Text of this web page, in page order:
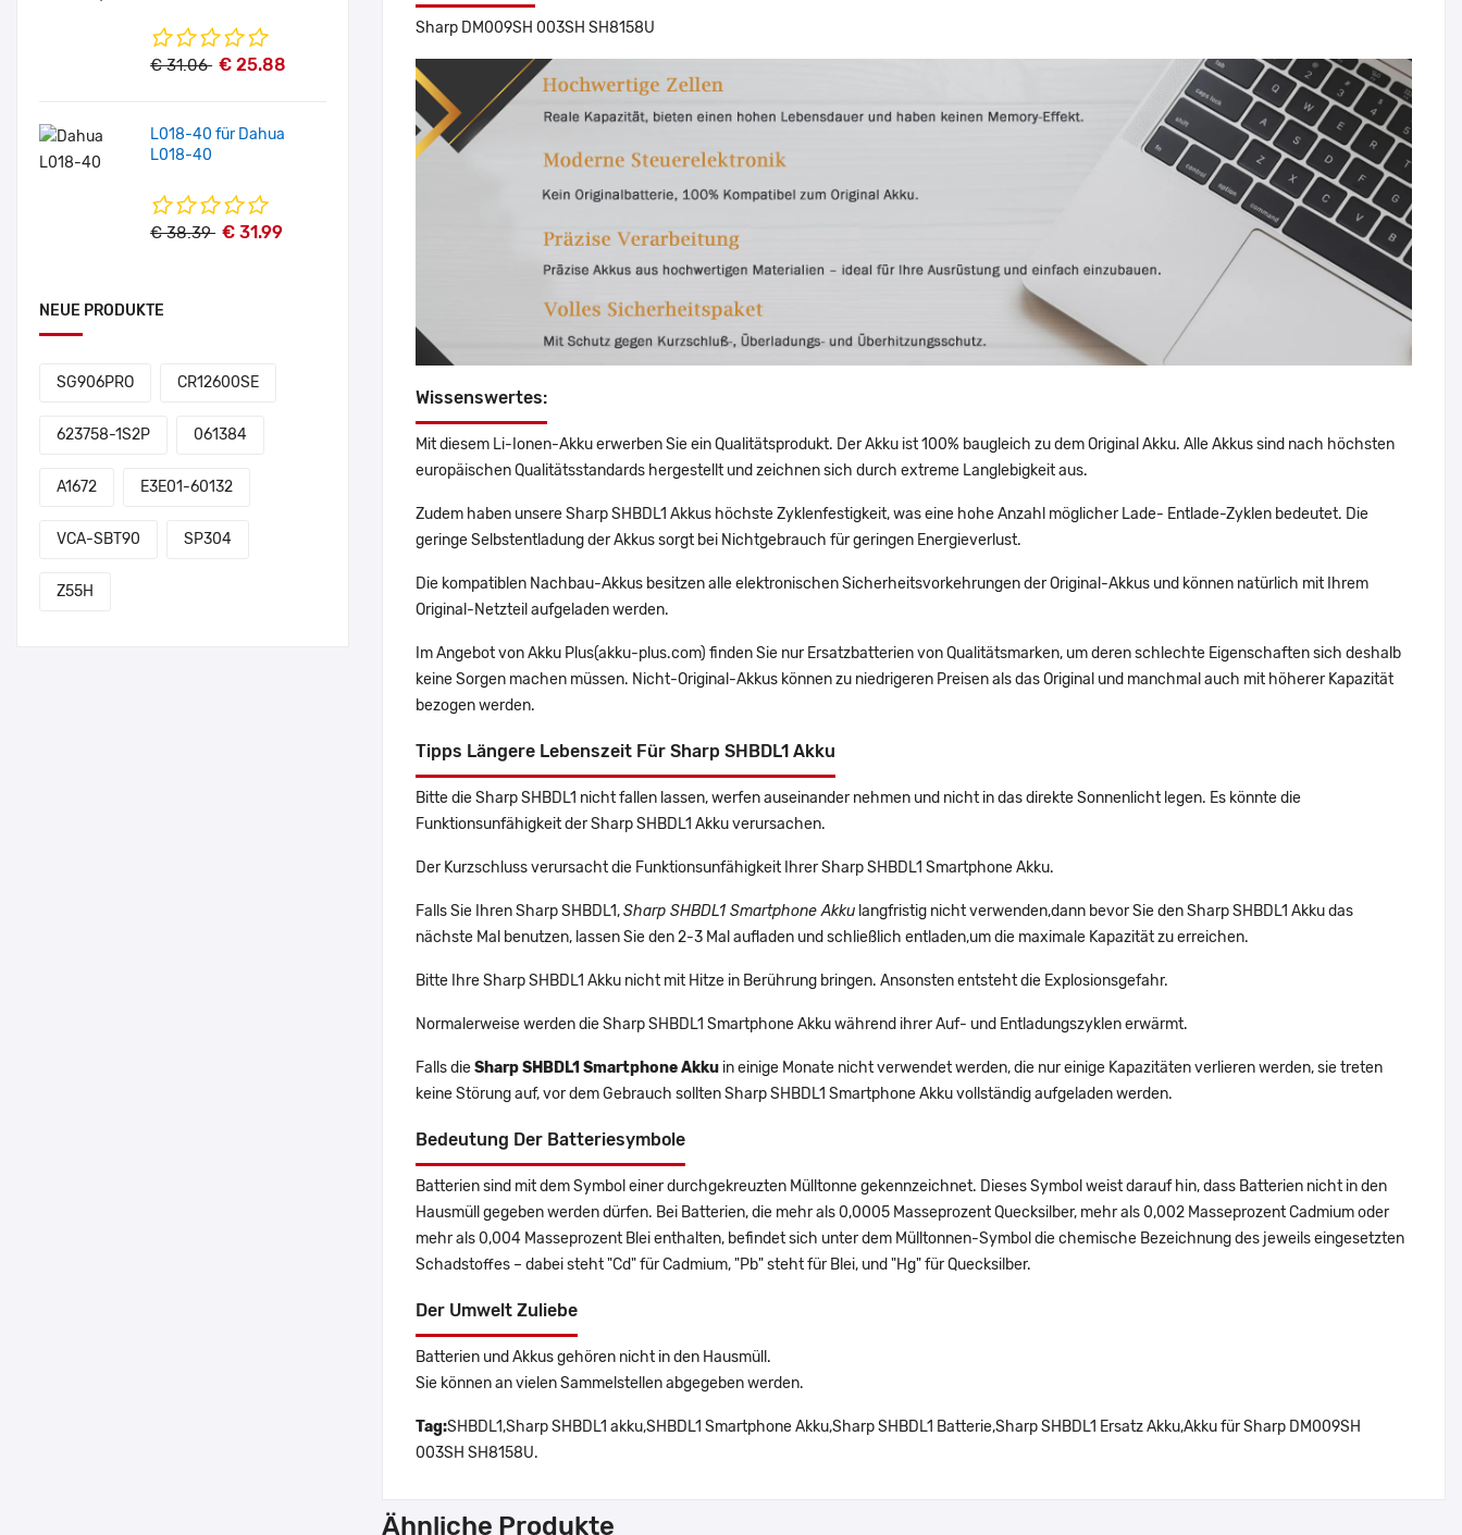
€ 31.06 € 25.88
L018-40 für Dahua
L018-40
€ 38.39 € 31.99
NEUE PRODUKTE
SG906PRO CR12600SE
623758-1S2P 061384
A1672 E3E01-60132
VCA-SBT90 SP304
Z55H
Sharp DM009SH 003SH SH8158U
Wissenswertes:
Mit diesem Li-Ionen-Akku erwerben Sie ein Qualitätsprodukt. Der Akku ist 100% baugleich zu dem Original Akku. Alle Akkus sind nach höchsten
europäischen Qualitätsstandards hergestellt und zeichnen sich durch extreme Langlebigkeit aus.
Zudem haben unsere Sharp SHBDL1 Akkus höchste Zyklenfestigkeit, was eine hohe Anzahl möglicher Lade- Entlade-Zyklen bedeutet. Die
geringe Selbstentladung der Akkus sorgt bei Nichtgebrauch für geringen Energieverlust.
Die kompatiblen Nachbau-Akkus besitzen alle elektronischen Sicherheitsvorkehrungen der Original-Akkus und können natürlich mit Ihrem
Original-Netzteil aufgeladen werden.
Im Angebot von Akku Plus(akku-plus.com) finden Sie nur Ersatzbatterien von Qualitätsmarken, um deren schlechte Eigenschaften sich deshalb
keine Sorgen machen müssen. Nicht-Original-Akkus können zu niedrigeren Preisen als das Original und manchmal auch mit höherer Kapazität
bezogen werden.
Tipps Längere Lebenszeit Für Sharp SHBDL1 Akku
Bitte die Sharp SHBDL1 nicht fallen lassen, werfen auseinander nehmen und nicht in das direkte Sonnenlicht legen. Es könnte die
Funktionsunfähigkeit der Sharp SHBDL1 Akku verursachen.
Der Kurzschluss verursacht die Funktionsunfähigkeit Ihrer Sharp SHBDL1 Smartphone Akku.
Falls Sie Ihren Sharp SHBDL1,Sharp SHBDL1 Smartphone Akku langfristig nicht verwenden,dann bevor Sie den Sharp SHBDL1 Akku das
nächste Mal benutzen, lassen Sie den 2-3 Mal aufladen und schließlich entladen,um die maximale Kapazität zu erreichen.
Bitte Ihre Sharp SHBDL1 Akku nicht mit Hitze in Berührung bringen. Ansonsten entsteht die Explosionsgefahr.
Normalerweise werden die Sharp SHBDL1 Smartphone Akku während ihrer Auf- und Entladungszyklen erwärmt.
Falls dieSharp SHBDL1 Smartphone Akku in einige Monate nicht verwendet werden, die nur einige Kapazitäten verlieren werden, sie treten
keine Störung auf, vor dem Gebrauch sollten Sharp SHBDL1 Smartphone Akku vollständig aufgeladen werden.
Bedeutung Der Batteriesymbole
Batterien sind mit dem Symbol einer durchgekreuzten Mülltonne gekennzeichnet. Dieses Symbol weist darauf hin, dass Batterien nicht in den
Hausmüll gegeben werden dürfen. Bei Batterien, die mehr als 0,0005 Masseprozent Quecksilber, mehr als 0,002 Masseprozent Cadmium oder
mehr als 0,004 Masseprozent Blei enthalten, befindet sich unter dem Mülltonnen-Symbol die chemische Bezeichnung des jeweils eingesetzten
Schadstoffes – dabei steht "Cd" für Cadmium, "Pb" steht für Blei, und "Hg" für Quecksilber.
Der Umwelt Zuliebe
Batterien und Akkus gehören nicht in den Hausmüll.
Sie können an vielen Sammelstellen abgegeben werden.
Tag:SHBDL1,Sharp SHBDL1 akku,SHBDL1 Smartphone Akku,Sharp SHBDL1 Batterie,Sharp SHBDL1 Ersatz Akku,Akku für Sharp DM009SH
003SH SH8158U.
Ähnliche Produkte